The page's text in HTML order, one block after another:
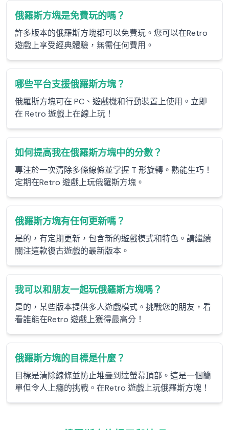
俄羅斯方塊是免費玩的嗎？
許多版本的俄羅斯方塊都可以免費玩。您可以在Retro
遊戲上享受經典體驗，無需任何費用。
哪些平台支援俄羅斯方塊？
俄羅斯方塊可在 PC、遊戲機和行動裝置上使用。立即
在 Retro 遊戲上在線上玩！
如何提高我在俄羅斯方塊中的分數？
專注於一次清除多條線條並掌握 T 形旋轉。熟能生巧！
定期在Retro 遊戲上玩俄羅斯方塊。
俄羅斯方塊有任何更新嗎？
是的，有定期更新，包含新的遊戲模式和特色。請繼續
關注這款復古遊戲的最新版本。
我可以和朋友一起玩俄羅斯方塊嗎？
是的，某些版本提供多人遊戲模式。挑戰您的朋友，看
看誰能在Retro 遊戲上獲得最高分！
俄羅斯方塊的目標是什麼？
目標是清除線條並防止堆疊到達螢幕頂部。這是一個簡
單但令人上癮的挑戰。在Retro 遊戲上玩俄羅斯方塊！